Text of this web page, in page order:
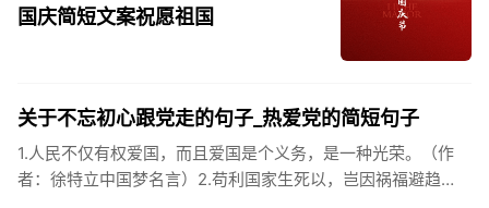
国庆简短文案祝愿祖国
关于不忘初心跟党走的句子_热爱党的简短句子
1.人民不仅有权爱国，而且爱国是个义务，是一种光荣。（作
者：徐特立中国梦名言）2.苟利国家生死以，岂因祸福避趋